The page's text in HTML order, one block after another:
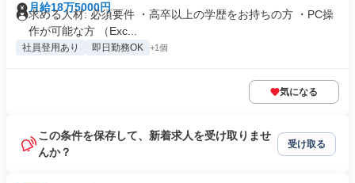
月給18万5000円
求める人材: 必須要件 ・高卒以上の学歴をお持ちの方 ・PC操
作が可能な方 （Exc...
社員登用あり 即日勤務OK +1個
気になる
この条件を保存して、新着求人を受け取りませ
んか？
受け取る